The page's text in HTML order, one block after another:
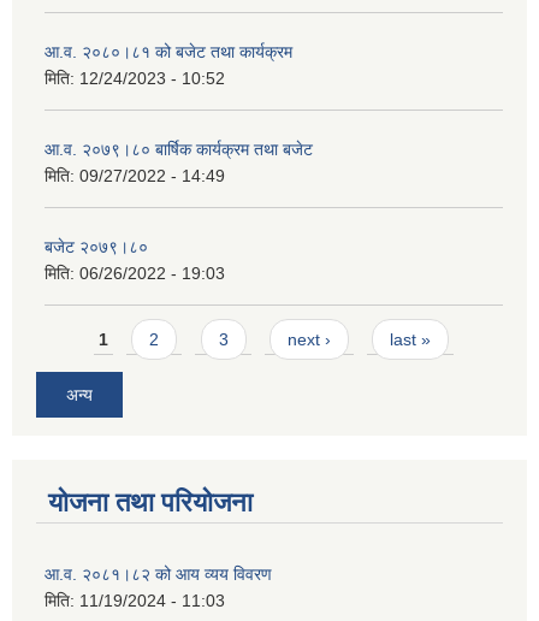
आ.व. २०८०।८१ को बजेट तथा कार्यक्रम
मिति: 12/24/2023 - 10:52
आ.व. २०७९।८० बार्षिक कार्यक्रम तथा बजेट
मिति: 09/27/2022 - 14:49
बजेट २०७९।८०
मिति: 06/26/2022 - 19:03
Pages
1 2 3 next › last »
अन्य
योजना तथा परियोजना
आ.व. २०८१।८२ को आय व्यय विवरण
मिति: 11/19/2024 - 11:03